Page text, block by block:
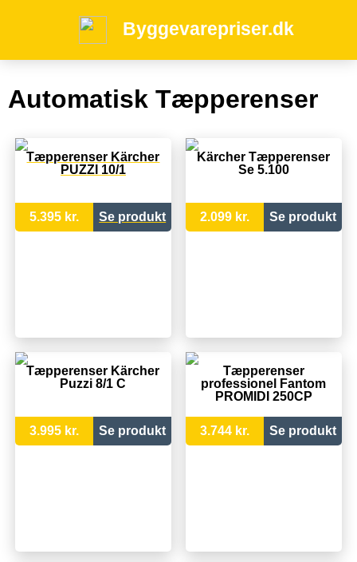
Byggevarepriser.dk
Automatisk Tæpperenser
Tæpperenser Kärcher
PUZZI 10/1
5.395 kr. Se produkt
Kärcher Tæpperenser
Se 5.100
2.099 kr. Se produkt
Tæpperenser Kärcher
Puzzi 8/1 C
3.995 kr. Se produkt
Tæpperenser
professionel Fantom
PROMIDI 250CP
3.744 kr. Se produkt